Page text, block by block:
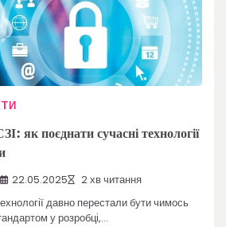
як поєднати сучасні технології
22.05.2025 2 хв читання
давно перестали бути чимось
у розробці,…